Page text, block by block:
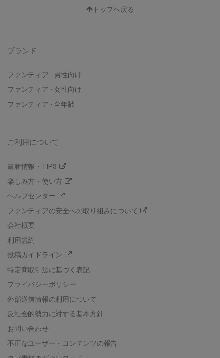
トップへ戻る
ブランド
ファンティア - 男性向け
ファンティア - 女性向け
ファンティア - 全年齢
ご利用について
最新情報・TIPS
楽しみ方・使い方
ヘルプセンター
ファンティアの安全への取り組みについて
会社概要
利用規約
投稿ガイドライン
特定商取引法に基づく表記
プライバシーポリシー
外部送信情報の利用について
反社会的勢力に対する基本方針
お問い合わせ
不正なユーザー・コンテンツの報告